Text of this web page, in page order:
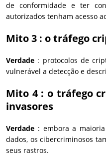
de conformidade e ter
autorizados tenham acesso
Mito 3 : o tráfego
Verdade : protocolos de
vulnerável a detecção e
Mito 4: o tráfego
invasores
Verdade : embora a
dados, os cibercriminosos
seus rastros.